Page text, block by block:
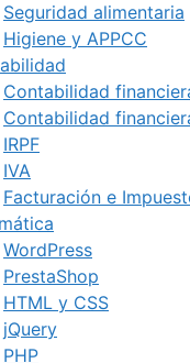
Seguridad alimentaria
Higiene y APPCC
Contabilidad
Contabilidad
IRPF
IVA
Facturación e
WordPress
PrestaShop
HTML y CSS
jQuery
PHP